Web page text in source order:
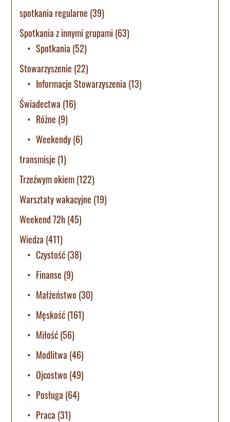
spotkania regularne (39)
Spotkania z innymi grupami (63)
Spotkania (52)
Stowarzyszenie (22)
Informacje Stowarzyszenia (13)
Świadectwa (16)
Różne (9)
Weekendy(6)
transmisje (1)
Trzeźwym okiem(122)
Warsztaty wakacyjne (19)
Weekend 72h(45)
Wiedza (411)
Czystość(38)
Finanse (9)
Małżeństwo (30)
Męskość(161)
Miłość(56)
Modlitwa (46)
Ojcostwo (49)
Posługa (64)
Praca (31)